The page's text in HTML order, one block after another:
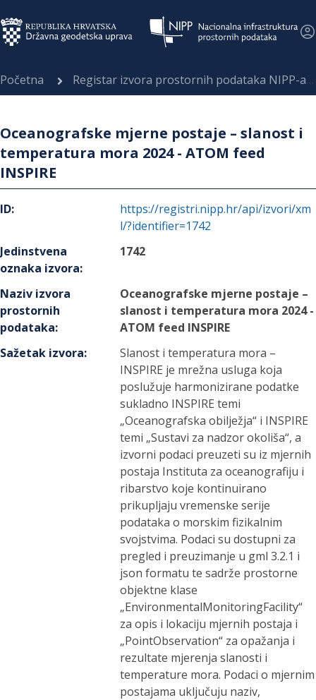
Početna Registar izvora prostornih podataka NIPP-a
Oceanografske mjerne postaje – slanost i
temperatura mora 2024 - ATOM feed
INSPIRE
ID:
https://registri.nipp.hr/api/izvori/xm
l/?identifier=1742
Jedinstvena
oznaka izvora:
1742
Naziv izvora
prostornih
podataka:
Oceanografske mjerne postaje –
slanost i temperatura mora 2024 -
ATOM feed INSPIRE
Sažetak izvora:
Slanost i temperatura mora –
INSPIRE je mrežna usluga koja
poslužuje harmonizirane podatke
sukladno INSPIRE temi
„Oceanografska obilježja“ i INSPIRE
temi „Sustavi za nadzor okoliša“, a
izvorni podaci preuzeti su iz mjernih
postaja Instituta za oceanografiju i
ribarstvo koje kontinuirano
prikupljaju vremenske serije
podataka o morskim fizikalnim
svojstvima. Podaci su dostupni za
pregled i preuzimanje u gml 3.2.1 i
json formatu te sadrže prostorne
objektne klase
„EnvironmentalMonitoringFacility“
za opis i lokaciju mjernih postaja i
„PointObservation“ za opažanja i
rezultate mjerenja slanosti i
temperature mora. Podaci o mjernim
postajama uključuju naziv,